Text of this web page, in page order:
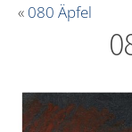
« 080 Äpfel